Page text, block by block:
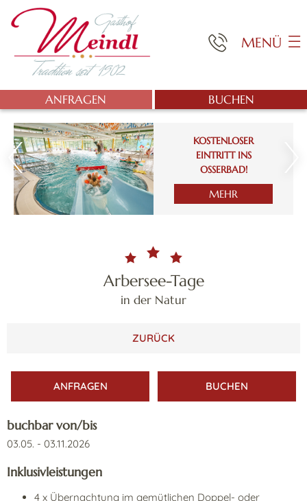
MENÜ
ANFRAGEN BUCHEN
KOSTENLOSER
EINTRITT INS
OSSERBAD!
MEHR
Arbersee-Tage
in der Natur
ZURÜCK
ANFRAGEN BUCHEN
buchbar von/bis
03.05. - 03.11.2026
Inklusivleistungen
4 x Übernachtung im gemütlichen Doppel- oder